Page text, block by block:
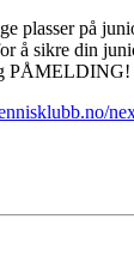
plasser på
å sikre din
PÅMELDING!